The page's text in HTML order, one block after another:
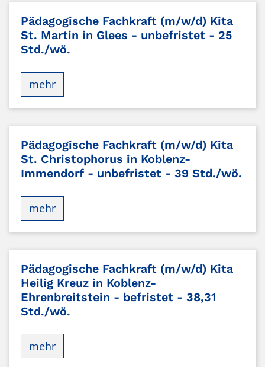
Pädagogische Fachkraft (m/w/d) Kita
St. Martin in Glees - unbefristet - 25
Std./wö.
mehr
Pädagogische Fachkraft (m/w/d) Kita
St. Christophorus in Koblenz-
Immendorf - unbefristet - 39 Std./wö.
mehr
Pädagogische Fachkraft (m/w/d) Kita
Heilig Kreuz in Koblenz-
Ehrenbreitstein - befristet - 38,31
Std./wö.
mehr